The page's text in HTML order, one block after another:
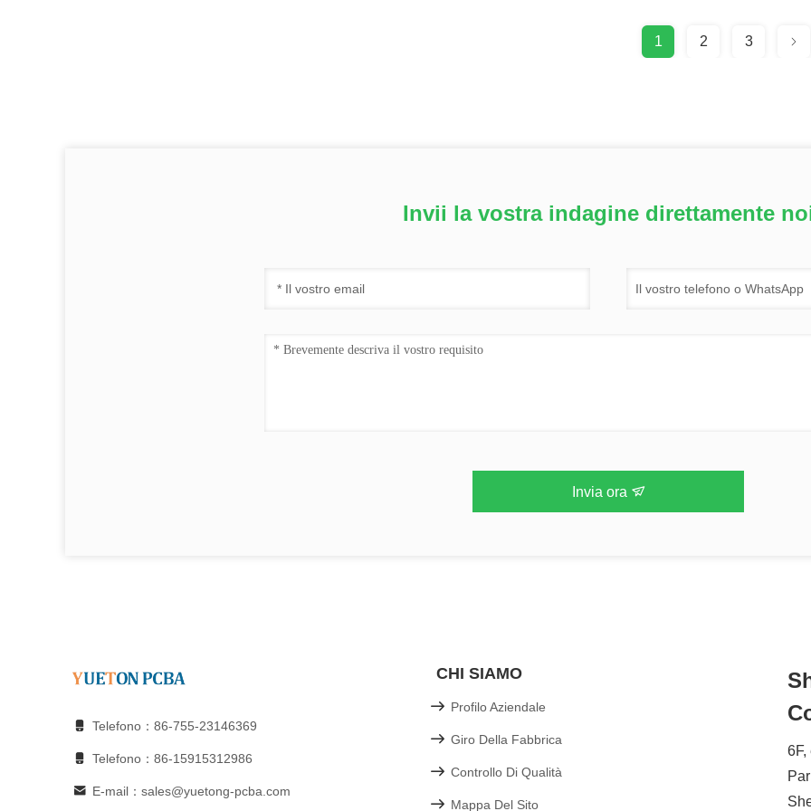
1 2 3
Invii la vostra indagine direttamente
Invia ora
Telefono：86-755-23146369
Telefono：86-15915312986
E-mail：sales@yuetong-pcba.com
CHI SIAMO
Profilo Aziendale
Giro Della Fabbrica
Controllo Di Qualità
Mappa Del Sito
6F,